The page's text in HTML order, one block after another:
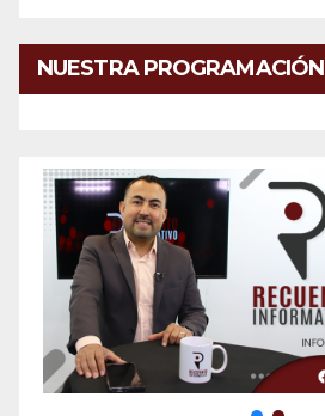
NUESTRA PROGRAMACIÓN